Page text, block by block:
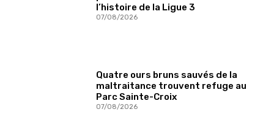
l’histoire de la Ligue 3
07/08/2026
Quatre ours bruns sauvés de la
maltraitance trouvent refuge au
Parc Sainte-Croix
07/08/2026